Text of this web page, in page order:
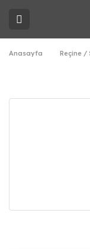
Anasayfa Reçine /